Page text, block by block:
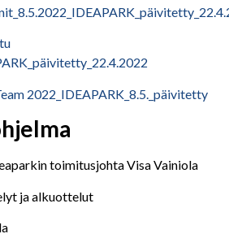
2022_IDEAPARK_8.5._päivitetty
toimitusjohta Visa Vainiola
ja alkuottelut